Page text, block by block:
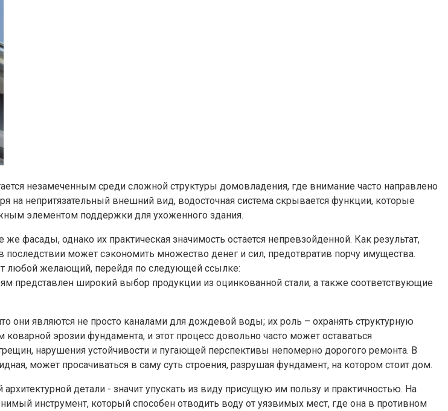
незамеченным среди сложной структуры домовладения, где внимание часто направлено
на непритязательный внешний вид, водосточная система скрывается функции, которые
элементом поддержки для ухоженного здания.
фасады, однако их практическая значимость остается непревзойденной. Как результат,
может сэкономить множество денег и сил, предотвратив порчу имущества.
любой желающий, перейдя по следующей ссылке:
представлен широкий выбор продукции из оцинкованной стали, а также соответствующие
они являются не просто каналами для дождевой воды; их роль – охранять структурную
эрозии фундамента, и этот процесс довольно часто может оставаться
нарушения устойчивости и пугающей перспективы непомерно дорогого ремонта. В
может просачиваться в саму суть строения, разрушая фундамент, на котором стоит дом.
детали - значит упускать из виду присущую им пользу и практичностью. На
инструмент, который способен отводить воду от уязвимых мест, где она в противном